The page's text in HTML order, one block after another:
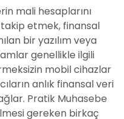
mali hesaplarını
etmek, finansal
bir yazılım veya
genellikle ilgili
mobil cihazlar
anlık finansal veri
Pratik Muhasebe
gereken birkaç